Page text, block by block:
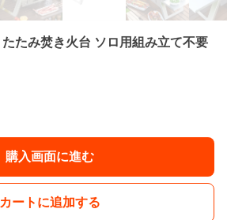
たみ焚き火台 ソロ用組み立て不要
購入画面に進む
カートに追加する